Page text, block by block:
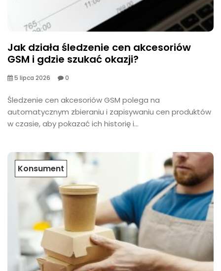
Jak działa śledzenie cen akcesoriów
GSM i gdzie szukać okazji?
5 lipca 2026 0
​Śledzenie cen akcesoriów GSM polega na
automatycznym zbieraniu i zapisywaniu cen produktów
w czasie, aby pokazać ich historię i...
Konsument